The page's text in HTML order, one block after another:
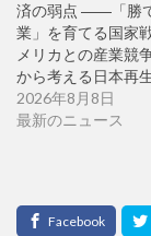
済の弱点 ――「勝
業」を育てる国家
メリカとの産業競
から考える日本再
2026年8月8日
最新のニュース